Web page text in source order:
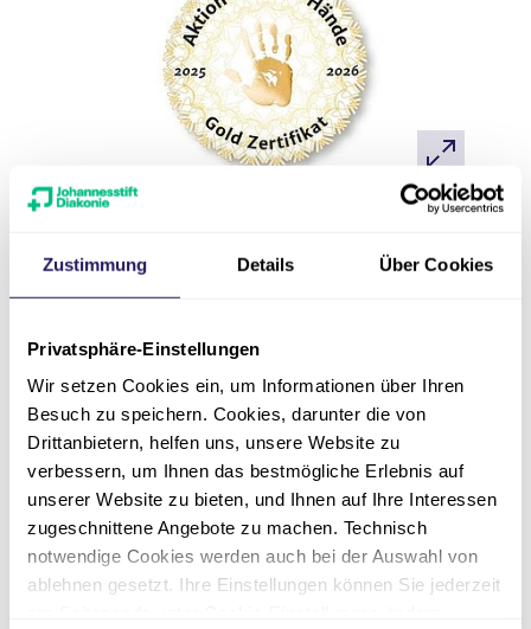
Zustimmung Details Über Cookies
Privatsphäre-Einstellungen
Wir setzen Cookies ein, um Informationen über Ihren
Besuch zu speichern. Cookies, darunter die von
Drittanbietern, helfen uns, unsere Website zu
verbessern, um Ihnen das bestmögliche Erlebnis auf
unserer Website zu bieten, und Ihnen auf Ihre Interessen
zugeschnittene Angebote zu machen. Technisch
notwendige Cookies werden auch bei der Auswahl von
ablehnen gesetzt. Ihre Einstellungen können Sie jederzeit
Was uns ausmacht
24/7:Wir sind rund um die
Uhr erreichbar, um
lungenspezifische Notfälle zu
behandeln und die
bestmögliche Versorgung in
kritischen Situationen zu